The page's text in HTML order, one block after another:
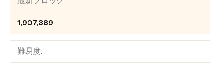
1,907,389
難易度: